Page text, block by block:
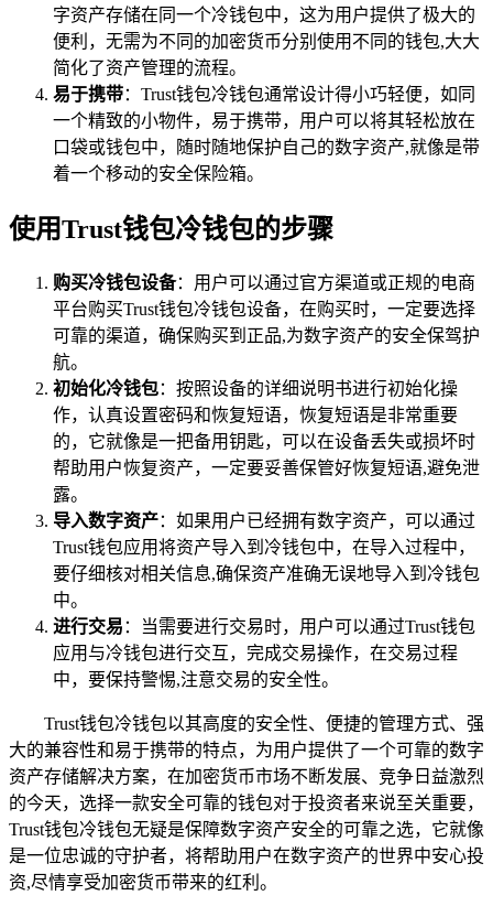
字资产存储在同一个冷钱包中，这为用户提供了极大的
便利，无需为不同的加密货币分别使用不同的钱包,大大
简化了资产管理的流程。
易于携带：Trust钱包冷钱包通常设计得小巧轻便，如同
一个精致的小物件，易于携带，用户可以将其轻松放在
口袋或钱包中，随时随地保护自己的数字资产,就像是带
着一个移动的安全保险箱。
使用Trust钱包冷钱包的步骤
购买冷钱包设备：用户可以通过官方渠道或正规的电商
平台购买Trust钱包冷钱包设备，在购买时，一定要选择
可靠的渠道，确保购买到正品,为数字资产的安全保驾护
航。
初始化冷钱包：按照设备的详细说明书进行初始化操
作，认真设置密码和恢复短语，恢复短语是非常重要
的，它就像是一把备用钥匙，可以在设备丢失或损坏时
帮助用户恢复资产，一定要妥善保管好恢复短语,避免泄
露。
导入数字资产：如果用户已经拥有数字资产，可以通过
Trust钱包应用将资产导入到冷钱包中，在导入过程中，
要仔细核对相关信息,确保资产准确无误地导入到冷钱包
中。
进行交易 ：当需要进行交易时，用户可以通过Trust钱包
应用与冷钱包进行交互，完成交易操作，在交易过程
中，要保持警惕,注意交易的安全性。
Trust钱包冷钱包以其高度的安全性、便捷的管理方式、强
大的兼容性和易于携带的特点，为用户提供了一个可靠的数字
资产存储解决方案，在加密货币市场不断发展、竞争日益激烈
的今天，选择一款安全可靠的钱包对于投资者来说至关重要，
Trust钱包冷钱包无疑是保障数字资产安全的可靠之选，它就像
是一位忠诚的守护者，将帮助用户在数字资产的世界中安心投
资,尽情享受加密货币带来的红利。